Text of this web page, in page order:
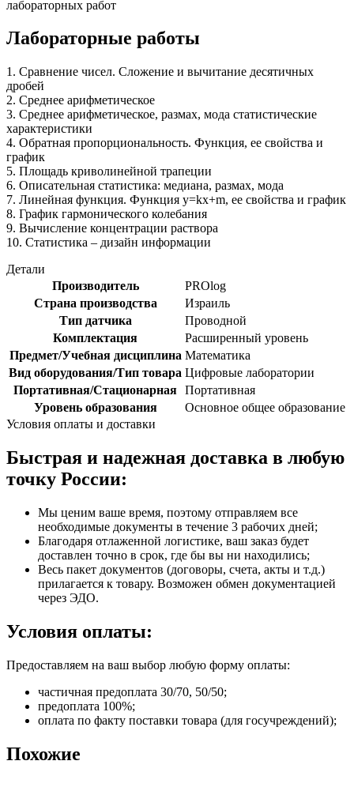
лабораторных работ
Лабораторные работы
1. Сравнение чисел. Сложение и вычитание десятичных
дробей
2. Среднее арифметическое
3. Среднее арифметическое, размах, мода статистические
характеристики
4. Обратная пропорциональность. Функция, ее свойства и
график
5. Площадь криволинейной трапеции
6. Описательная статистика: медиана, размах, мода
7. Линейная функция. Функция y=kx+m, ее свойства и график
8. График гармонического колебания
9. Вычисление концентрации раствора
10. Статистика – дизайн информации
Детали
Производитель
PROlog
Страна производства
Израиль
Тип датчика
Проводной
Комплектация
Расширенный уровень
Предмет/Учебная дисциплина Математика
Вид оборудования/Тип товара Цифровые лаборатории
Портативная/Стационарная Портативная
Уровень образования
Основное общее образование
Условия оплаты и доставки
Быстрая и надежная доставка в любую
точку России:
Мы ценим ваше время, поэтому отправляем все
необходимые документы в течение 3 рабочих дней;
Благодаря отлаженной логистике, ваш заказ будет
доставлен точно в срок, где бы вы ни находились;
Весь пакет документов (договоры, счета, акты и т.д.)
прилагается к товару. Возможен обмен документацией
через ЭДО.
Условия оплаты:
Предоставляем на ваш выбор любую форму оплаты:
частичная предоплата 30/70, 50/50;
предоплата 100%;
оплата по факту поставки товара (для госучреждений);
Похожие